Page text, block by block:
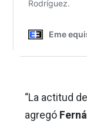
“La actitud
agregó